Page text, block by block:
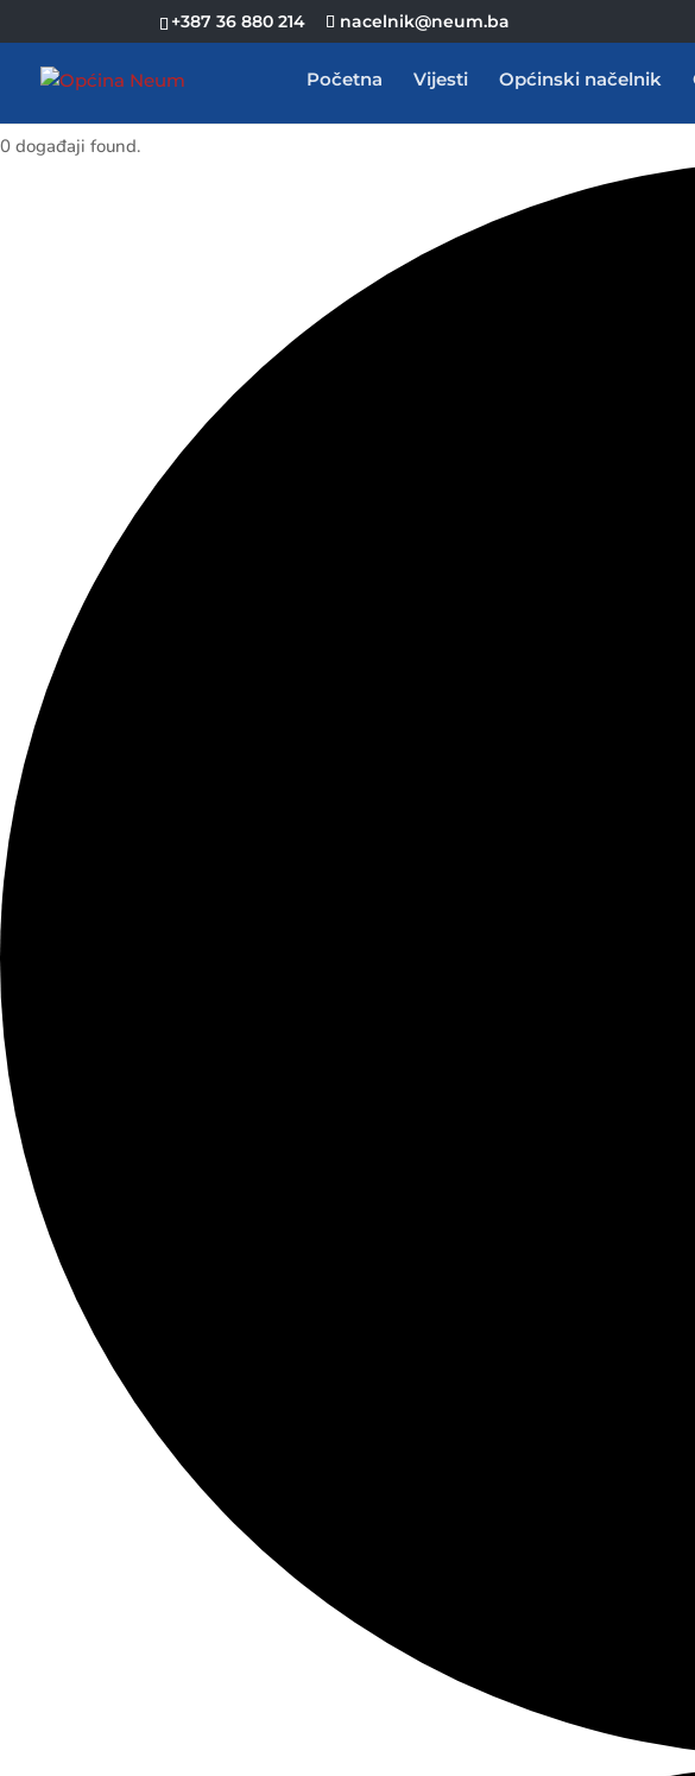
+387 36 880 214 nacelnik@neum.ba
Početna Vijesti Općinski načelnik
0 događaji found.